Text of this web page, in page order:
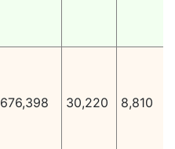
676,398 30,220 8,810